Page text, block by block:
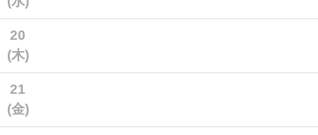
20
(木)
21
(金)